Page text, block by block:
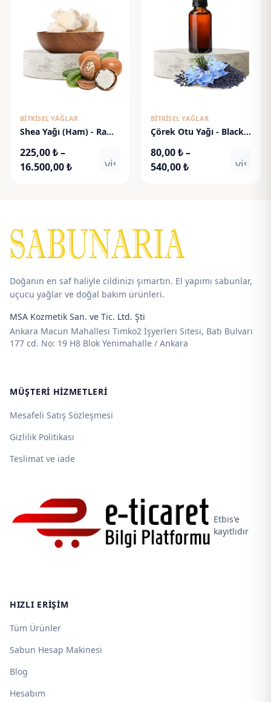
480,00 ₺
875,00 ₺
BITKISEL YAĞLAR
Shea Yağı (Ham) - Raw
225,00₺–
16.500,00₺Fiyat
visibility
BITKISEL YAĞLAR
Çörek Otu Yağı - Black
80,00₺–
540,00₺Fiyat
Doğanın en saf haliyle cildinizi şımartın. El yapımı sabunlar,
uçucu yağlar ve doğal bakım ürünleri.
MSA Kozmetik San. ve Tic. Ltd. Şti
Ankara Macun Mahallesi Timko2 İşyerleri Sitesi, Batı Bulvarı
177 cd. No: 19 H8 Blok Yenimahalle / Ankara
MÜŞTERI HIZMETLERI
Mesafeli Satış Sözleşmesi
Gizlilik Politikası
Teslimat ve iade
Etbis'e
kayıtlıdır
HIZLI ERIŞIM
Tüm Ürünler
Sabun Hesap Makinesi
Blog
Hesabım